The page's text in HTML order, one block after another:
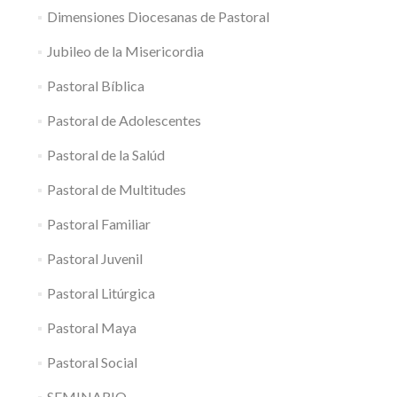
Dimensiones Diocesanas de Pastoral
Jubileo de la Misericordia
Pastoral Bíblica
Pastoral de Adolescentes
Pastoral de la Salúd
Pastoral de Multitudes
Pastoral Familiar
Pastoral Juvenil
Pastoral Litúrgica
Pastoral Maya
Pastoral Social